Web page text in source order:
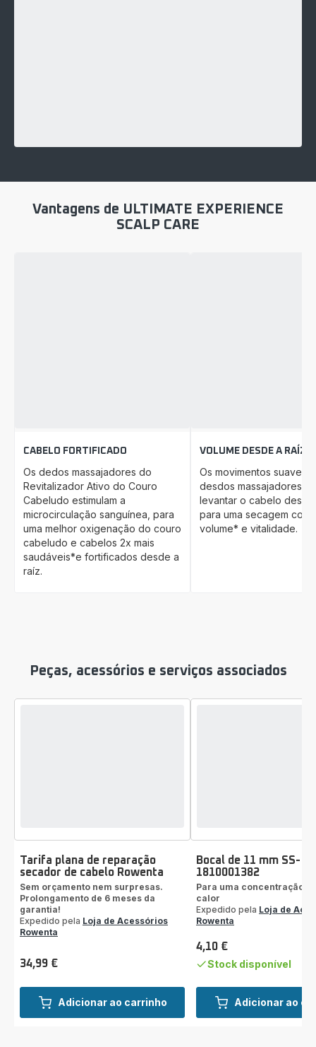
Vantagens de ULTIMATE EXPERIENCE
SCALP CARE
CABELO FORTIFICADO
Os dedos massajadores do
Revitalizador Ativo do Couro
Cabeludo estimulam a
microcirculação sanguínea, para
uma melhor oxigenação do couro
cabeludo e cabelos 2x mais
saudáveis*e fortificados desde a
raíz.
VOLUME DESDE A RAÍZ
Os movimentos suaves
desdos massajadores
levantar o cabelo desde
para uma secagem com
volume* e vitalidade.
Peças, acessórios e serviços associados
Adicionar ao carrinho
Tarifa plana de reparação
secador de cabelo Rowenta
Sem orçamento nem surpresas.
Prolongamento de 6 meses da
garantia!
Expedido pela Loja de Acessórios
Rowenta
Preço
34,99 €
Adicionar ao
Bocal de 11 mm SS-
1810001382
Para uma concentração
calor
Expedido pela Loja de
Rowenta
Preço
4,10 €
Stock disponível